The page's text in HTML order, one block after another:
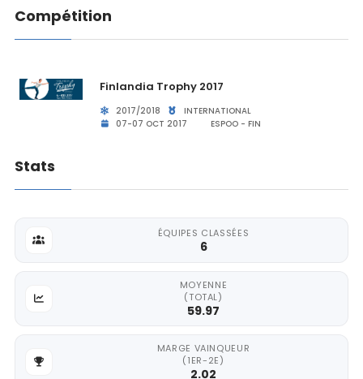
Compétition
Finlandia Trophy 2017
2017/2018
INTERNATIONAL
07-07 OCT 2017
ESPOO - FIN
Stats
ÉQUIPES CLASSÉES
6
MOYENNE
(TOTAL)
59.97
MARGE VAINQUEUR
(1ER-2E)
2.02